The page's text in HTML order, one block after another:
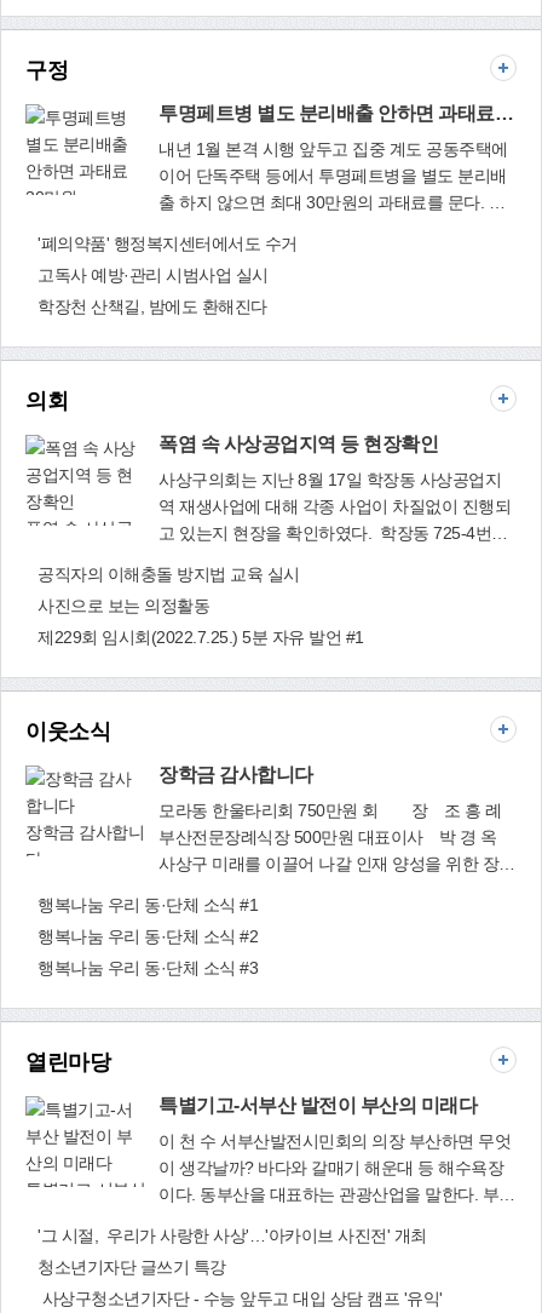
난해 1월 공사에 들어가 사상구 학감대로 52(학장
동) 현 위치(구덕극동아파트 인근)에 학마을목욕
1층 기계실, 1층 남탕과 안내실, 2층 여탕으로 구
성됐다. 운영시간은 오전 5시∼오후 8시까지이며,
설날과 추석, 매주 화요일은 정기휴일이다. 이용요
금은 대인 6천원, 소인(7세 이하)은 4천원이며, 정
기이용료(30일)는 10만원이다. 특히 국민기초생활
보장수급자, 만65세 이상 노인, 「장애인복지법」
에 의한 등록장애인, 「국가유공자 등 예우 및 지
원에 관한 법률」에 따른 국가유공자는 할인요금
만원에 목욕탕 이용이 가능하다. 할인 요금을 적용
자 증명서, 신분증 등 증빙서류를 목욕탕 이용 전
에 직접 제출하면 된다. 학마을목욕탕(☎312-
3221) 복지정책과(☎310-4312)
구정
투명페트병 별도 분리배출 안하면 과태료 30만원
분리배출 안하면
과태료 30만원
내년 1월 본격 시행 앞두고 집중 계도 공동주택에
이어 단독주택 등에서 투명페트병을 별도 분리배
출 하지 않으면 최대 30만원의 과태료를 문다. 사
명페트병 별도 분리배출과 관련해 오는 12월까지
집중 계도에 나선다. 특히 오는 9월 15일까지 유동
인구가 많은 여름 휴가철과 추석 연휴기간 동안 `
영한다. 공동주택에 비해 상대적으로 낮은 단독주
택 등의 투명페트병 분리배출에 대한 필요성을 알
다. 현재 사상구는 환경부의 「재활용 가능 자원
의 분리수거 등에 관한 지침」에 따라 지난 2020
년 12월 25일부터 아파트 등 공동주택에 대해 투
명페트병 분리 배출제를 실시해 오고 있다. '투명
등의 페트병에 한하며, 양념류·식용유·워셔액·손
세정제 등은 투명페트병 분리배출 대상에서 제외
된다. 분리배출 방법은 ① 내용물을 비우고 ② 깨
후 뚜껑을 닫아 ⑤ 분리수거함에 투입하거나 투명
용물을 확인할 수 있는 투명 또는 반투명 봉투 등
에 따로 담아 다른 플라스틱, 유색 페트병과 섞이
지 않게 배출해야 한다. 사상구는 오는 12월 24일
까지 계도기간을 거친 직후 폐기물관리법 시행령
에 의거 과태료를 부과한다. 과태료 액수는 적발
횟수에 따라 1차 10만원, 2차 20만원, 3차 이상 30
만원이다. 청소행정과 관계자는 "투명페트병을 깨
재생 섬유 생산에 필요한 원료로 사용될 수 있
다"고 강조하며 "주민들의 참여가 필수적이라 조
한다"고 말했다. 청소행정과(☎310-4452∼3)
'폐의약품' 행정복지센터에서도 수거
고독사 예방·관리 시범사업 실시
학장천 산책길, 밤에도 환해진다
의회
폭염 속 사상공업지역 등 현장확인
폭염 속 사상공
확인
사상구의회는 지난 8월 17일 학장동 사상공업지
역 재생사업에 대해 각종 사업이 차질없이 진행되
고 있는지 현장을 확인하였다. 학장동 725-4번지
에서 구청 관계 공무원으로부터 사업추진에 대한
현황, 향후 계획 등을 청취하고 문제점 등 질의하
는 시간을 가졌다. 윤숙희 사상구의회 의장은 노후
설, 서부산 행정복합타운 건립 등 기반시설을 조성
하여 서부산권 균형발전을 위한 새로운 산업·주거
공간 등으로 재창출될 수 있도록 공사감독, 시설물
입주, 예산문제 등을 세심하게 챙겨줄 것을 당부하
였다.
공직자의 이해충돌 방지법 교육 실시
사진으로 보는 의정활동
제229회 임시회(2022.7.25.) 5분 자유 발언 #1
이웃소식
장학금 감사합니다
장학금 감사합니
다
모라동 한울타리회 750만원 회 장 조 흥 례
부산전문장례식장 500만원 대표이사 박 경 옥
사상구 미래를 이끌어 나갈 인재 양성을 위한 장학
회(회장 조흥래)에서는 8월 13일 (재)부산사상구
장학회에 지역인재육성을 위한 장학기금 750만원
을 기탁하며 지역사회에 훈훈함을 전했다. 조흥래
히 장학금 기탁에 뜻을 모아준 회원들께 감사드리
며 우리 지역의 인재들이 꿈과 희망을 펼치는데 보
탬이 되길 바란다"고 말했다. 이에 사상구 관계자
는 "어려운 시기임에도 기부를 결정한 따뜻한 손길
에 감사드리며 지역 인재들을 위해 꼭 필요한 곳에
잘 쓰겠다"고 전했다. 이어 ㈜부산전문장례식장
(대표이사 박경옥)에서도 7월 25일 (재)부산사상
학기금 500만원을 기탁했다. 박경옥 대표이사는
"코로나19로 모두가 어려운 시기지만 우리 지역의
발전을 바라는 마음으로 장학금 기탁을 결정했
행복나눔 우리 동·단체 소식 #1
행복나눔 우리 동·단체 소식 #2
행복나눔 우리 동·단체 소식 #3
열린마당
특별기고-서부산 발전이 부산의 미래다
특별기고-서부산
미래다
이 천 수 서부산발전시민회의 의장 부산하면 무엇
이 생각날까? 바다와 갈매기 해운대 등 해수욕장
이다. 동부산을 대표하는 관광산업을 말한다. 부산
이루어지며 제조업은 쇠퇴하고 관광산업이 성장
하면서 동부산과 서부산 불균형이 초래됐다. 지역
간 불균형 원인으로 동부산권에 집중된 부산시 행
'그 시절, 우리가 사랑한 사상'…'아카이브 사진전' 개최
청소년기자단 글쓰기 특강
사상구청소년기자단 - 수능 앞두고 대입 상담 캠프 '유익'